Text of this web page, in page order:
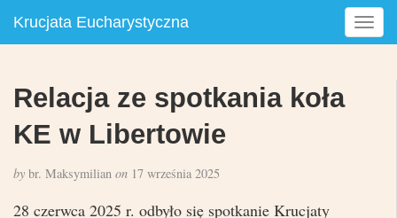
Krucjata Eucharystyczna
T
o
Relacja ze spotkania koła
KE w Libertowie
by br. Maksymilian on 17 września 2025
28 czerwca 2025 r. odbyło się spotkanie Krucjaty